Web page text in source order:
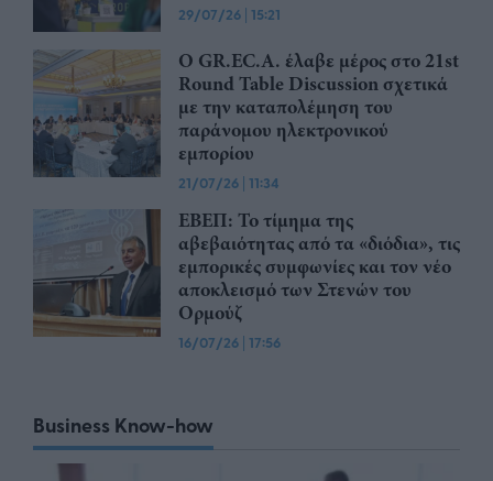
29/07/26 | 15:21
Ο GR.EC.A. έλαβε μέρος στο 21st
Round Table Discussion σχετικά
με την καταπολέμηση του
παράνομου ηλεκτρονικού
εμπορίου
21/07/26 | 11:34
ΕΒΕΠ: Το τίμημα της
αβεβαιότητας από τα «διόδια», τις
εμπορικές συμφωνίες και τον νέο
αποκλεισμό των Στενών του
Ορμούζ
16/07/26 | 17:56
Business Know-how